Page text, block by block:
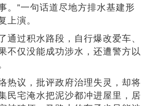
。”一句话道尽地方排水基建形
上演。
通过积水路段，自行爆改爱车、
不仅没能成功涉水，还遭警方以
热议，批评政府治理失灵，却将
民宅淹水把泥沙都冲进屋里，居